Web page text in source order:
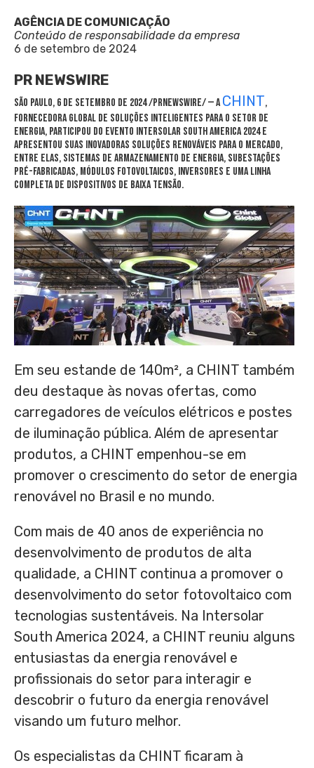
AGÊNCIA DE COMUNICAÇÃO
Conteúdo de responsabilidade da empresa
6 de setembro de 2024
PR NEWSWIRE
SÃO PAULO, 6 de setembro de 2024/PRNewswire/ — ACHINT,
fornecedora global de soluções inteligentes para o setor de
energia, participou do evento Intersolar South America 2024 e
apresentou suas inovadoras soluções renováveis para o mercado,
entre elas, sistemas de armazenamento de energia, subestações
pré-fabricadas, módulos fotovoltaicos, inversores e uma linha
completa de dispositivos de baixa tensão.
Em seu estande de 140m², a CHINT também
deu destaque às novas ofertas, como
carregadores de veículos elétricos e postes
de iluminação pública. Além de apresentar
produtos, a CHINT empenhou-se em
promover o crescimento do setor de energia
renovável no Brasil e no mundo.
Com mais de 40 anos de experiência no
desenvolvimento de produtos de alta
qualidade, a CHINT continua a promover o
desenvolvimento do setor fotovoltaico com
tecnologias sustentáveis. Na Intersolar
South America 2024, a CHINT reuniu alguns
entusiastas da energia renovável e
profissionais do setor para interagir e
descobrir o futuro da energia renovável
visando um futuro melhor.
Os especialistas da CHINT ficaram à